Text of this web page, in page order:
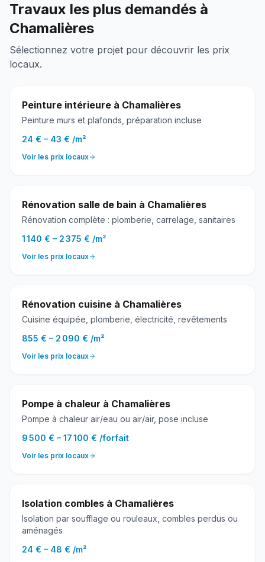
Travaux les plus demandés à
Chamalières
Sélectionnez votre projet pour découvrir les prix
locaux.
Peinture intérieure à Chamalières
Peinture murs et plafonds, préparation incluse
24 € – 43 € /m²
Voir les prix locaux
Rénovation salle de bain à Chamalières
Rénovation complète : plomberie, carrelage, sanitaires
1 140 € – 2 375 € /m²
Voir les prix locaux
Rénovation cuisine à Chamalières
Cuisine équipée, plomberie, électricité, revêtements
855 € – 2 090 € /m²
Voir les prix locaux
Pompe à chaleur à Chamalières
Pompe à chaleur air/eau ou air/air, pose incluse
9 500 € – 17 100 € /forfait
Voir les prix locaux
Isolation combles à Chamalières
Isolation par soufflage ou rouleaux, combles perdus ou
aménagés
24 € – 48 € /m²